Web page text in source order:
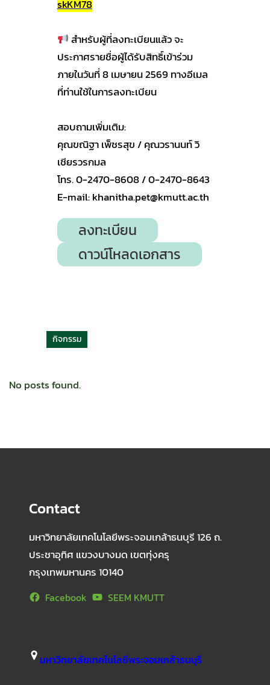
skKM78
สำหรับผู้ที่ลงทะเบียนแล้ว จะ
ประกาศรายชื่อผู้ได้รับสิทธิ์เข้าร่วม
ภายในวันที่ 8 เมษายน 2569 ทางอีเมล
ที่ท่านใช้ในการลงทะเบียน
สอบถามเพิ่มเติม:
คุณขณิฐา เพ็ชรสุข / คุณวรานนท์ วิ
เชียรวรกมล
โทร. 0-2470-8608 / 0-2470-8643
E-mail: khanitha.pet@kmutt.ac.th
ลงทะเบียน
ดาวน์โหลดเอกสาร
กิจกรรม
No posts found.
Contact
มหาวิทยาลัยเทคโนโลยีพระจอมเกล้าธนบุรี 126 ถ.
ประชาอุทิศ แขวงบางมด เขตทุ่งครุ
กรุงเทพมหานคร 10140
Facebook SEEM KMUTT
มหาวิทยาลัยเทคโนโลยีพระจอมเกล้าธนบุรี